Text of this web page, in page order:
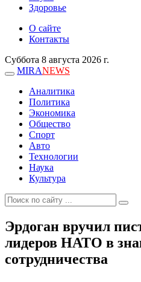
Здоровье
О сайте
Контакты
Суббота 8 августа 2026 г.
MIRANEWS
Аналитика
Политика
Экономика
Общество
Спорт
Авто
Технологии
Наука
Культура
Эрдоган вручил
лидеров НАТО в
сотрудничества